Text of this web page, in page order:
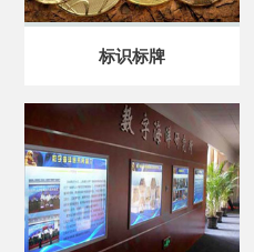
标识标牌